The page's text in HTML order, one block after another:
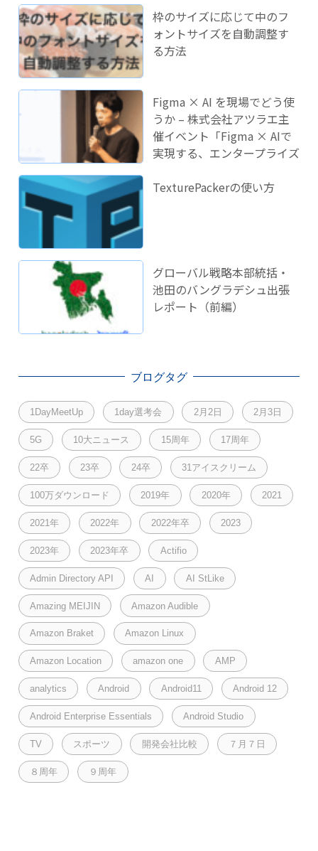
枠のサイズに応じて中のフ
ォントサイズを自動調整す
る方法
Figma × AI を現場でどう使
うか – 株式会社アツラエ主
催イベント「Figma × AIで
実現する、エンタープライズ
ました！
TexturePackerの使い方
グローバル戦略本部統括・
池田のバングラデシュ出張
レポート（前編）
ブログタグ
1DayMeetUp 1day選考会 2月2日 2月3日
5G 10大ニュース 15周年 17周年
22卒 23卒 24卒 31アイスクリーム
100万ダウンロード 2019年 2020年 2021
2021年 2022年 2022年卒 2023
2023年 2023年卒 Actifio
Admin Directory API AI AI StLike
Amazing MEIJIN Amazon Audible
Amazon Braket Amazon Linux
Amazon Location amazon one AMP
analytics Android Android11 Android 12
Android Enterprise Essentials Android Studio
TV スポーツ 開発会社比較 ７月７日
８周年 ９周年